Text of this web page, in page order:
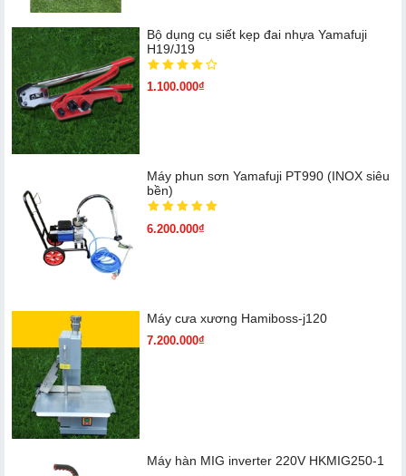
Bộ dụng cụ siết kẹp đai nhựa Yamafuji
H19/J19
1.100.000₫
Máy phun sơn Yamafuji PT990 (INOX siêu
bền)
6.200.000₫
Máy cưa xương Hamiboss-j120
7.200.000₫
Máy hàn MIG inverter 220V HKMIG250-1